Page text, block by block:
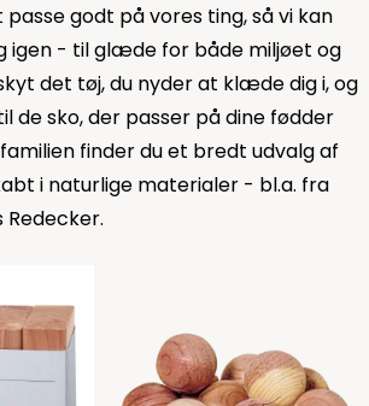
godt på vores ting, så vi kan
igen - til glæde for både miljøet og
det tøj, du nyder at klæde dig i, og
de sko, der passer på dine fødder
finder du et bredt udvalg af
i naturlige materialer - bl.a. fra
Redecker.